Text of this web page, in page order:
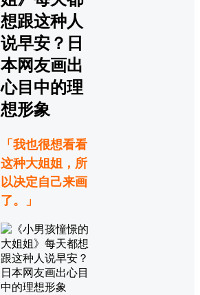
「我也很想看看
这种大姐姐，所
以决定自己来画
了。」